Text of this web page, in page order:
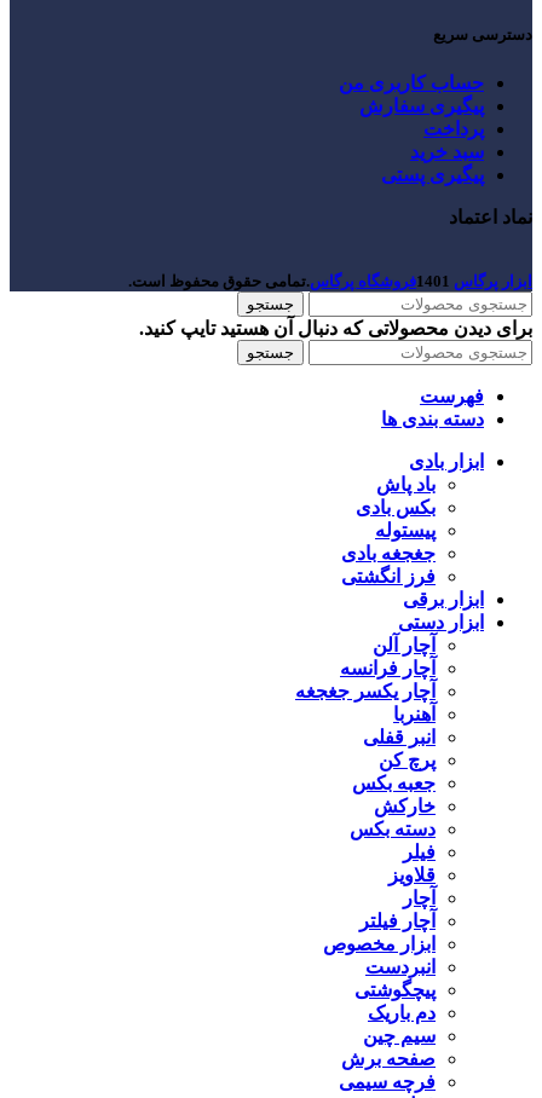
دسترسی سریع
حساب کاربری من
پیگیری سفارش
پرداخت
سبد خرید
پیگیری پستی
نماد اعتماد
ابزار پرگاس 1401فروشگاه پرگاس.تمامی حقوق محفوظ است.
جستجو
برای دیدن محصولاتی که دنبال آن هستید تایپ کنید.
جستجو
فهرست
دسته بندی ها
ابزار بادی
باد پاش
بکس بادی
پیستوله
جغجغه بادی
فرز انگشتی
ابزار برقی
ابزار دستی
آچار آلن
آچار فرانسه
آچار یکسر جغجغه
آهنربا
انبر قفلی
پرچ کن
جعبه بکس
خارکش
دسته بکس
فیلر
قلاویز
آچار
آچار فیلتر
ابزار مخصوص
انبردست
پیچگوشتی
دم باریک
سیم چین
صفحه برش
فرچه سیمی